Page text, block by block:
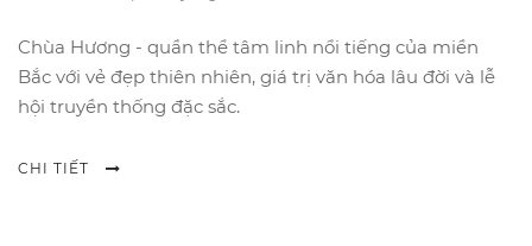
Chùa Hương - quần thể tâm linh nổi tiếng của miền
Bắc với vẻ đẹp thiên nhiên, giá trị văn hóa lâu đời và lễ
hội truyền thống đặc sắc.
CHI TIẾT